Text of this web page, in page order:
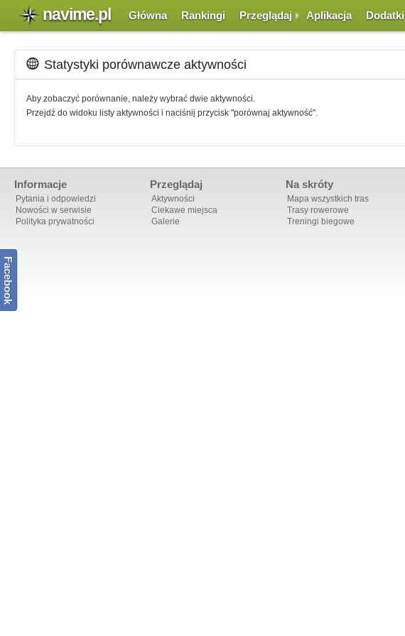
navime.pl Główna Rankingi Przeglądaj Aplikacja Dodatki
Statystyki porównawcze aktywności
Aby zobaczyć porównanie, należy wybrać dwie aktywności.
Przejdź do widoku listy aktywności i naciśnij przycisk "porównaj aktywność".
Informacje
Pytania i odpowiedzi
Nowości w serwisie
Polityka prywatności
Przeglądaj
Aktywności
Ciekawe miejsca
Galerie
Na skróty
Mapa wszystkich tras
Trasy rowerowe
Treningi biegowe
Facebook